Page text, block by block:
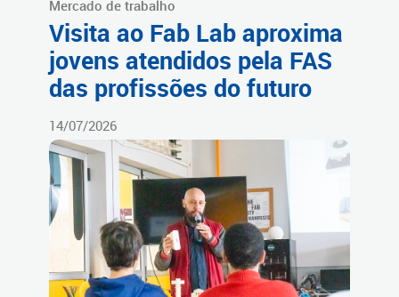
Mercado de trabalho
Visita ao Fab Lab aproxima
jovens atendidos pela FAS
das profissões do futuro
14/07/2026